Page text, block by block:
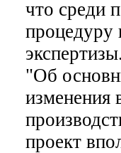
что среди
процедуру
"Об
изменения
проект